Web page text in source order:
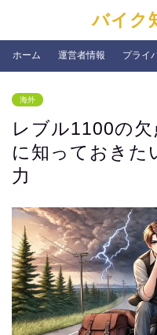
バイク
ホーム 運営者情報 プライ
海外
レブル1100の
に知っておきた
力